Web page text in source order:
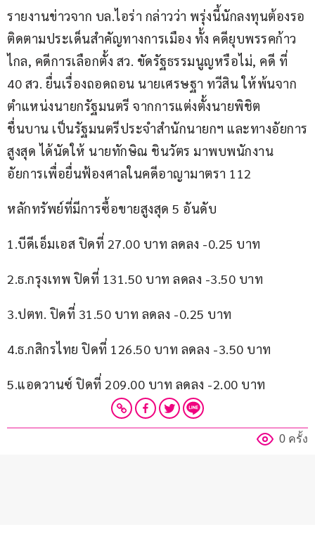
รายงานข่าวจาก บล.ไอร่า กล่าวว่า พรุ่งนี้นักลงทุนต้องรอ
ติดตามประเด็นสำคัญทางการเมือง ทั้ง คดียุบพรรคก้าว
ไกล, คดีการเลือกตั้ง สว. ขัดรัฐธรรมนูญหรือไม่, คดี ที่
40 สว. ยื่นเรื่องถอดถอน นายเศรษฐา ทวีสิน ให้พ้นจาก
ตำแหน่งนายกรัฐมนตรี จากการแต่งตั้งนายพิชิต
ชื่นบาน เป็นรัฐมนตรีประจำสำนักนายกฯ และทางอัยการ
สูงสุด ได้นัดให้ นายทักษิณ ชินวัตร มาพบพนักงาน
อัยการเพื่อยื่นฟ้องศาลในคดีอาญามาตรา 112
หลักทรัพย์ที่มีการซื้อขายสูงสุด 5 อันดับ
1.บีดีเอ็มเอส ปิดที่ 27.00 บาท ลดลง -0.25 บาท
2.ธ.กรุงเทพ ปิดที่ 131.50 บาท ลดลง -3.50 บาท
3.ปตท. ปิดที่ 31.50 บาท ลดลง -0.25 บาท
4.ธ.กสิกรไทย ปิดที่ 126.50 บาท ลดลง -3.50 บาท
5.แอดวานซ์ ปิดที่ 209.00 บาท ลดลง -2.00 บาท
0 ครั้ง